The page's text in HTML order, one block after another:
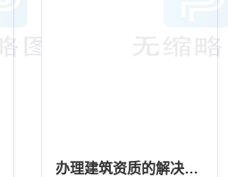
办理建筑资质的解决方案